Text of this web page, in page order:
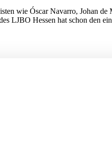
wie Óscar Navarro, Johan
LJBO Hessen hat schon den